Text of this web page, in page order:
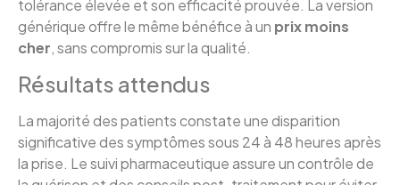
tolérance élevée et son efficacité prouvée. La version
générique offre le même bénéfice à un prixmoins
cher, sans compromis sur la qualité.
Résultats attendus
La majorité des patients constate une disparition
significative des symptômes sous 24 à 48 heures après
la prise. Le suivi pharmaceutique assure un contrôle de